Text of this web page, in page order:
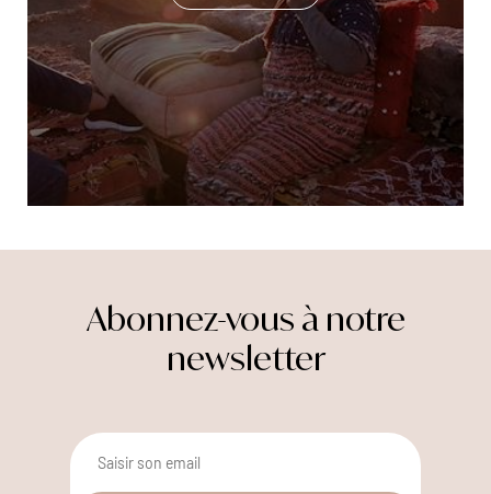
Abonnez-vous à notre
newsletter